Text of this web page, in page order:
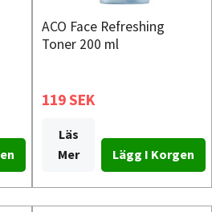
ACO Face Refreshing
Toner 200 ml
119 SEK
Läs
Mer